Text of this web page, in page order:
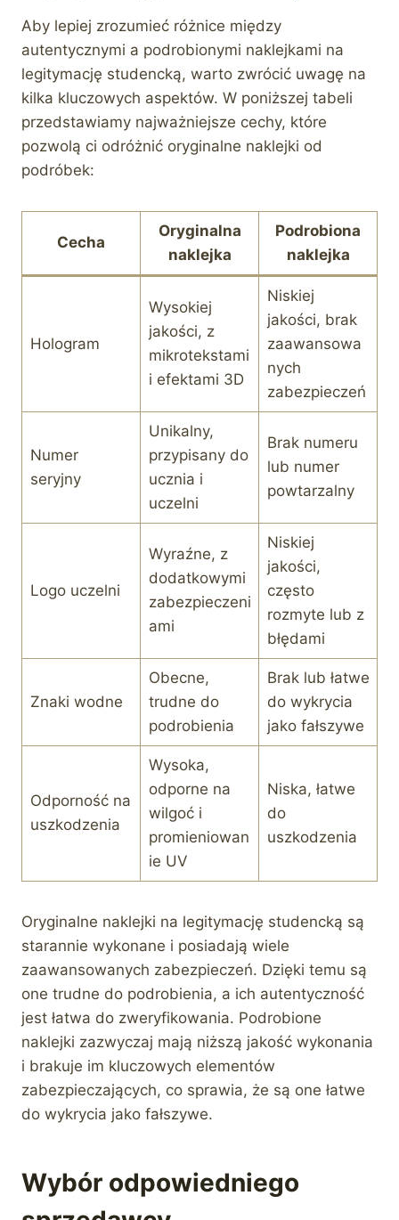
Aby lepiej zrozumieć różnice między
autentycznymi a podrobionymi naklejkami na
legitymację studencką, warto zwrócić uwagę na
kilka kluczowych aspektów. W poniższej tabeli
przedstawiamy najważniejsze cechy, które
pozwolą ci odróżnić oryginalne naklejki od
podróbek:
Cecha
Oryginalna
naklejka
Podrobiona
naklejka
Hologram
Wysokiej
jakości, z
mikrotekstami
i efektami 3D
Niskiej
jakości, brak
zaawansowa
nych
zabezpieczeń
Numer
seryjny
Unikalny,
przypisany do
ucznia i
uczelni
Brak numeru
lub numer
powtarzalny
Logo uczelni
Wyraźne, z
dodatkowymi
zabezpieczeni
ami
Niskiej
jakości,
często
rozmyte lub z
błędami
Znaki wodne
Obecne,
trudne do
podrobienia
Brak lub łatwe
do wykrycia
jako fałszywe
Odporność na
uszkodzenia
Wysoka,
odporne na
wilgoć i
promieniowan
ie UV
Niska, łatwe
do
uszkodzenia
Oryginalne naklejki na legitymację studencką są
starannie wykonane i posiadają wiele
zaawansowanych zabezpieczeń. Dzięki temu są
one trudne do podrobienia, a ich autentyczność
jest łatwa do zweryfikowania. Podrobione
naklejki zazwyczaj mają niższą jakość wykonania
i brakuje im kluczowych elementów
zabezpieczających, co sprawia, że są one łatwe
do wykrycia jako fałszywe.
Wybór odpowiedniego